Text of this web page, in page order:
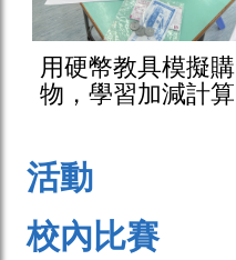
用硬幣教具模擬購
物，學習加減計算
活動
校內比賽